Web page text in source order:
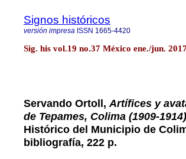
Signos históricos
versión impresa ISSN 1665-4420
Sig. his vol.19 no.37 México ene./jun.
Servando Ortoll,Artífices y
de Tepames, Colima (1909-1914)
Histórico del Municipio de
bibliografía, 222 p.